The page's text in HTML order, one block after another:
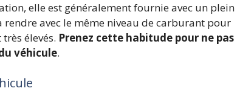
elle est généralement fournie avec un plein
avec le même niveau de carburant pour
élevés. Prenez cette habitude pour ne pas
véhicule.